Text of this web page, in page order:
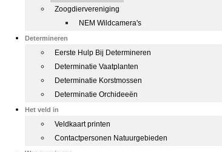
Zoogdiervereniging
NEM Wildcamera's
Determineren
Eerste Hulp Bij Determineren
Determinatie Vaatplanten
Determinatie Korstmossen
Determinatie Orchideeën
Het veld in
Veldkaart printen
Contactpersonen Natuurgebieden